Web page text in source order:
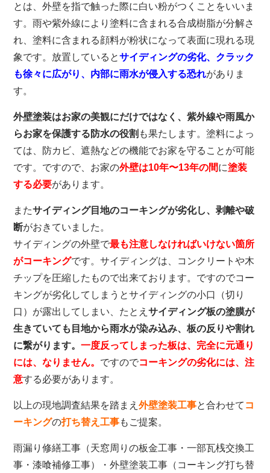
とは、外壁を指で触った際に白い粉がつくことをいいま
す。雨や紫外線により塗料に含まれる合成樹脂が分解さ
れ、塗料に含まれる顔料が粉状になって表面に現れる現
象です。放置しているとサイディングの劣化、クラック
も徐々に広がり、内部に雨水が侵入する恐れがありま
す。
外壁塗装はお家の美観にだけではなく、紫外線や雨風か
らお家を保護する防水の役割 も果たします。塗料によっ
ては、防カビ、遮熱などの機能でお家を守ることが可能
です。ですので、お家の外壁は10年〜13年の間に塗装
する必要があります。
またサイディング目地のコーキングが劣化し、剥離や破
断がおきていました。
サイディングの外壁で最も注意しなければいけない箇所
がコーキングです。サイディングは、コンクリートや木
チップを圧縮したもので出来ております。ですのでコー
キングが劣化してしまうとサイディングの小口（切り
口）が露出してしまい、たとえサイディング板の塗膜が
生きていても目地から雨水が染み込み、板の反りや割れ
に繋がります。一度反ってしまった板は、完全に元通り
には、なりません。 ですのでコーキングの劣化には、注
意する必要があります。
以上の現地調査結果を踏まえ外壁塗装工事と合わせて コ
ーキングの打ち替え工事もご提案。
雨漏り修繕工事（天窓周りの板金工事・一部瓦桟交換工
事・漆喰補修工事）・外壁塗装工事（コーキング打ち替